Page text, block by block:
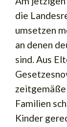
die
umsetzen
an denen
sind. Aus
Familien
Kinder